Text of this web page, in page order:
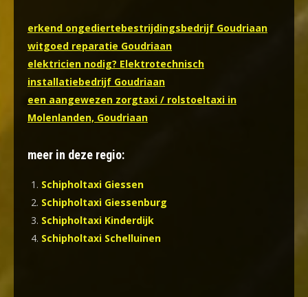
erkend ongediertebestrijdingsbedrijf Goudriaan
witgoed reparatie Goudriaan
elektricien nodig? Elektrotechnisch
installatiebedrijf Goudriaan
een aangewezen zorgtaxi / rolstoeltaxi in
Molenlanden, Goudriaan
meer in deze regio:
Schipholtaxi Giessen
Schipholtaxi Giessenburg
Schipholtaxi Kinderdijk
Schipholtaxi Schelluinen